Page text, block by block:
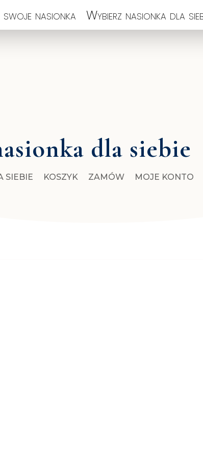
nasionka Wybierz nasionka dla
dla siebie
SIEBIE KOSZYK ZAMÓW MOJE KONTO